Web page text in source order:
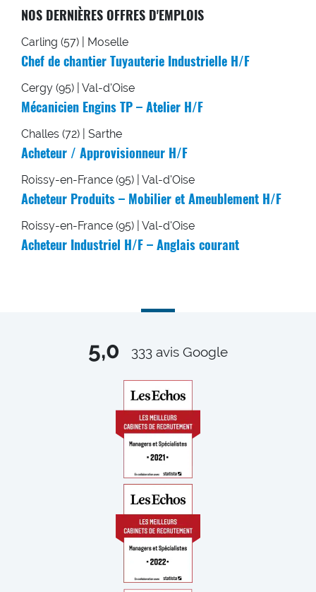
NOS DERNIÈRES OFFRES D'EMPLOIS
Carling (57) | Moselle
Chef de chantier Tuyauterie Industrielle H/F
Cergy (95) | Val-d'Oise
Mécanicien Engins TP – Atelier H/F
Challes (72) | Sarthe
Acheteur / Approvisionneur H/F
Roissy-en-France (95) | Val-d'Oise
Acheteur Produits – Mobilier et Ameublement H/F
Roissy-en-France (95) | Val-d'Oise
Acheteur Industriel H/F – Anglais courant
5,0 333 avis Google